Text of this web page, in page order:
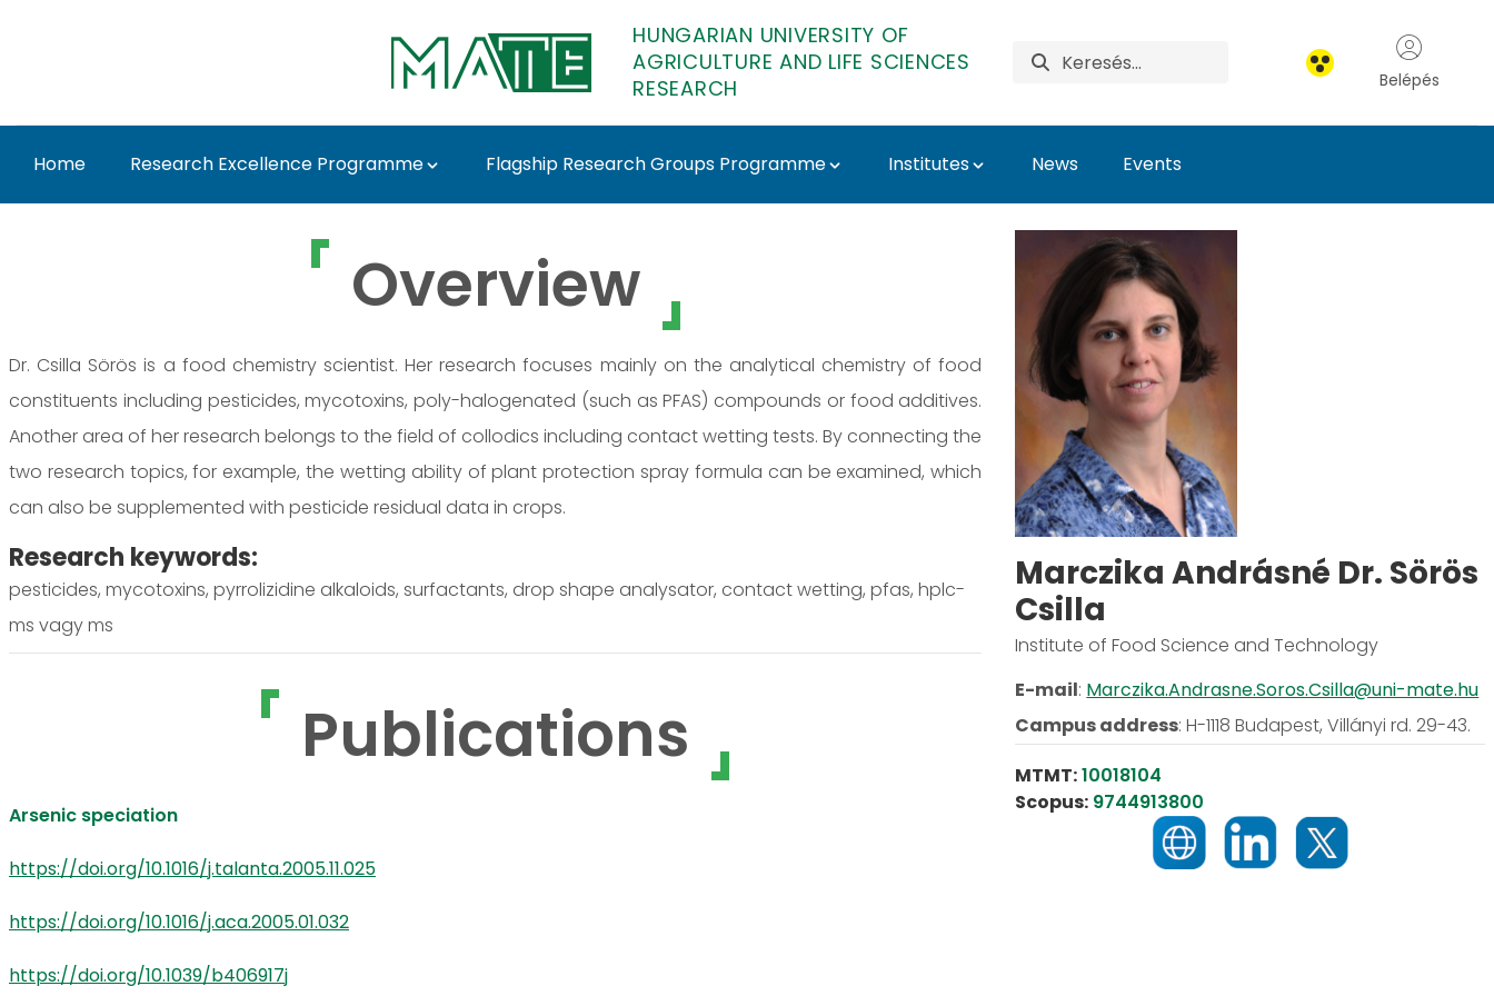
HUNGARIAN UNIVERSITY OF
AGRICULTURE AND LIFE SCIENCES
RESEARCH
Belépés
Home Research Excellence Programme Flagship Research Groups Programme Institutes News Events
Marczika Andrásné Dr. Sörös Csilla - MATE Research
Overview
Dr. Csilla Sörös is a food chemistry scientist. Her research focuses mainly on the analytical chemistry of food
constituents including pesticides, mycotoxins, poly-halogenated (such as PFAS) compounds or food additives.
Another area of her research belongs to the field of collodics including contact wetting tests. By connecting the
two research topics, for example, the wetting ability of plant protection spray formula can be examined, which
can also be supplemented with pesticide residual data in crops.
Research keywords:
pesticides, mycotoxins, pyrrolizidine alkaloids, surfactants, drop shape analysator, contact wetting, pfas, hplc-
ms vagy ms
Publications
Arsenic speciation
https://doi.org/10.1016/j.talanta.2005.11.025
https://doi.org/10.1016/j.aca.2005.01.032
https://doi.org/10.1039/b406917j
Marczika Andrásné Dr. Sörös
Csilla
Institute of Food Science and Technology
E-mail: Marczika.Andrasne.Soros.Csilla@uni-mate.hu
Campus address:H-1118 Budapest, Villányi rd. 29-43.
MTMT:10018104
Scopus: 9744913800